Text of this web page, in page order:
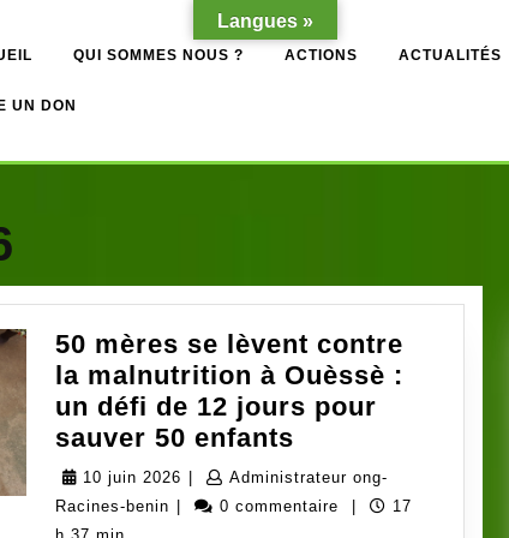
QUI SOMMES NOUS ? ACTIONS ACTUALITÉS
UN DON
50 mères se lèvent contre
la malnutrition à Ouèssè :
un défi de 12 jours pour
sauver 50 enfants
mères
se
10 juin 2026 10
juin
Administrateur ong-
Racines-benin Administrateur
0 commentaire
17
Langues »